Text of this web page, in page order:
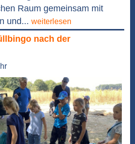
Raum gemeinsam mit
und... weiterlesen
nach der